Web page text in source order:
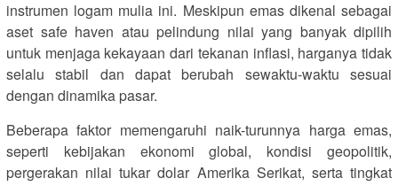
instrumen logam mulia ini. Meskipun emas dikenal sebagai
aset safe haven atau pelindung nilai yang banyak dipilih
untuk menjaga kekayaan dari tekanan inflasi, harganya tidak
selalu stabil dan dapat berubah sewaktu-waktu sesuai
dengan dinamika pasar.
Beberapa faktor memengaruhi naik-turunnya harga emas,
seperti kebijakan ekonomi global, kondisi geopolitik,
pergerakan nilai tukar dolar Amerika Serikat, serta tingkat